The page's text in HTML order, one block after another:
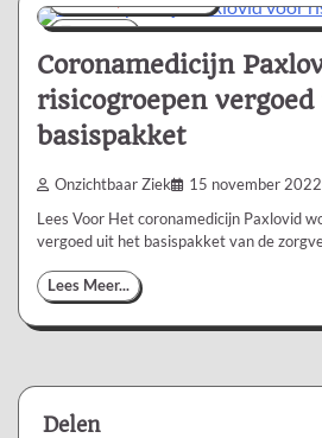
2 min 0
Coronamedicijn
risicogroepen
basispakket
Onzichtbaar Ziek 15 november 2022
Lees Voor Het coronamedicijn Paxlovid
vergoed uit het basispakket van de
Lees Meer...
Delen